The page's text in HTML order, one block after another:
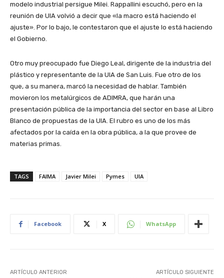
modelo industrial persigue Milei. Rappallini escuchó, pero en la
reunión de UIA volvió a decir que «la macro está haciendo el
ajuste». Por lo bajo, le contestaron que el ajuste lo está haciendo
el Gobierno.
Otro muy preocupado fue Diego Leal, dirigente de la industria del
plástico y representante de la UIA de San Luis. Fue otro de los
que, a su manera, marcó la necesidad de hablar. También
movieron los metalúrgicos de ADIMRA, que harán una
presentación pública de la importancia del sector en base al Libro
Blanco de propuestas de la UIA. El rubro es uno de los más
afectados por la caída en la obra pública, a la que provee de
materias primas.
TAGS FAIMA Javier Milei Pymes UIA
Facebook X WhatsApp
ARTÍCULO ANTERIOR ARTÍCULO SIGUIENTE